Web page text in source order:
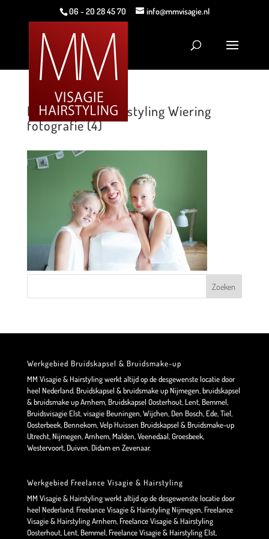
06 - 20 28 45 70 info@mmvisagie.nl
MM Visagie & Hairstyling Wiering
fotografie (4)
Werkgebied Bruidskapsel & Bruidsmake-up
MM Visagie & Hairstyling werkt altijd op de desgewenste locatie door
heel Nederland. Bruidskapsel & bruidsmake up Nijmegen, bruidskapsel
& bruidsmake up Arnhem, Bruidskapsel Oosterhout, Lent, Bemmel,
Bruidsvisagie Elst, visagie Beuningen, Wijchen, Den Bosch, Ede, Tiel,
Oosterbeek, Bennekom, Velp Huissen Bruidskapsel & Bruidsmake-up
Utrecht, Nijmegen, Arnhem, Malden, Veenedaal, Groesbeek,
Westervoort, Duiven, Didam en Zevenaar.
Werkgebied Freelance Visagie & Hairstyling
MM Visagie & Hairstyling werkt altijd op de desgewenste locatie door
heel Nederland. Freelance Visagie & Hairstyling Nijmegen, Freelance
Visagie & Hairstyling Arnhem, Freelance Visagie & Hairstyling
Oosterhout, Lent, Bemmel, Freelance Visagie & Hairstyling Elst,